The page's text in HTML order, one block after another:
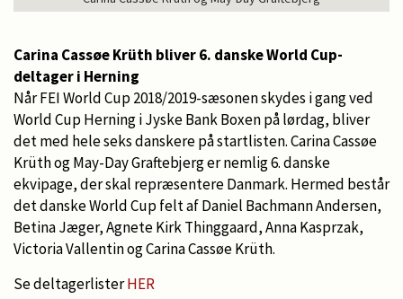
Carina Cassøe Krüth bliver 6. danske World Cup-
deltager i Herning
Når FEI World Cup 2018/2019-sæsonen skydes i gang ved
World Cup Herning i Jyske Bank Boxen på lørdag, bliver
det med hele seks danskere på startlisten. Carina Cassøe
Krüth og May-Day Graftebjerg er nemlig 6. danske
ekvipage, der skal repræsentere Danmark. Hermed består
det danske World Cup felt af Daniel Bachmann Andersen,
Betina Jæger, Agnete Kirk Thinggaard, Anna Kasprzak,
Victoria Vallentin og Carina Cassøe Krüth.
Se deltagerlisterHER